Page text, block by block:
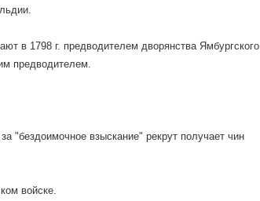
в 1798 г. предводителем дворянства Ямбургского
предводителем.
"бездоимочное взыскание" рекрут получает чин
войске.